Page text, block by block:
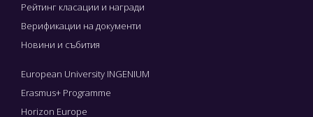
Рейтинг класации и награди
Верификации на документи
Новини и събития
European University INGENIUM
Erasmus+ Programme
Horizon Europe